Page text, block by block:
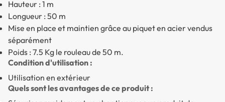
Hauteur : 1 m
Longueur : 50 m
Mise en place et maintien grâce au piquet en acier vendus
séparément
Poids : 7.5 Kg le rouleau de 50 m.
Condition d'utilisation :
Utilisation en extérieur
Quels sont les avantages de ce produit :